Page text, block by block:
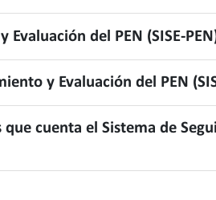
del PEN (SISE-
y Evaluación del PEN
cuenta el Sistema de